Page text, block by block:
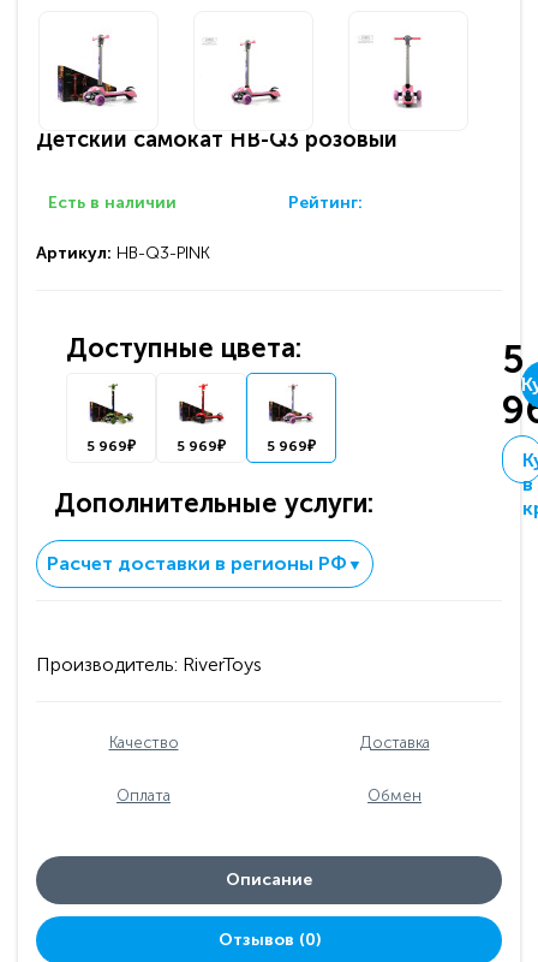
Детский самокат HB-Q3 розовый
Есть в наличии Рейтинг:
Артикул: HB-Q3-PINK
Доступные цвета:
5 969₽ 5 969₽ 5 969₽
Дополнительные услуги:
5
в
Расчет доставки в регионы РФ ▼
Производитель: RiverToys
Качество Доставка
Оплата Обмен
Описание
Отзывов (0)